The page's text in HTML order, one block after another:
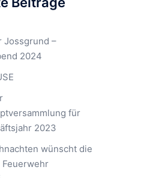
Jossgrund –
2024
für
2023
wünscht die